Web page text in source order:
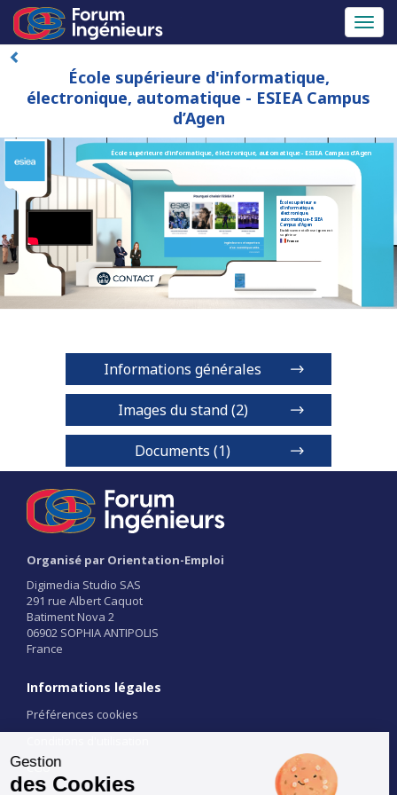
École supérieure d'informatique,
électronique, automatique - ESIEA Campus
d’Agen
École supérieure d'informatique, électronique, automatique - ESIEA Campus d’Agen
École supérieure
d'informatique,
électronique,
automatique - ESIEA
Campus d’Agen
Etablissement d'enseignement
supérieur
France
Informations générales
Images du stand (2)
Documents (1)
Organisé par Orientation-Emploi
Digimedia Studio SAS
291 rue Albert Caquot
Batiment Nova 2
06902 SOPHIA ANTIPOLIS
France
Informations légales
Préférences cookies
CGU